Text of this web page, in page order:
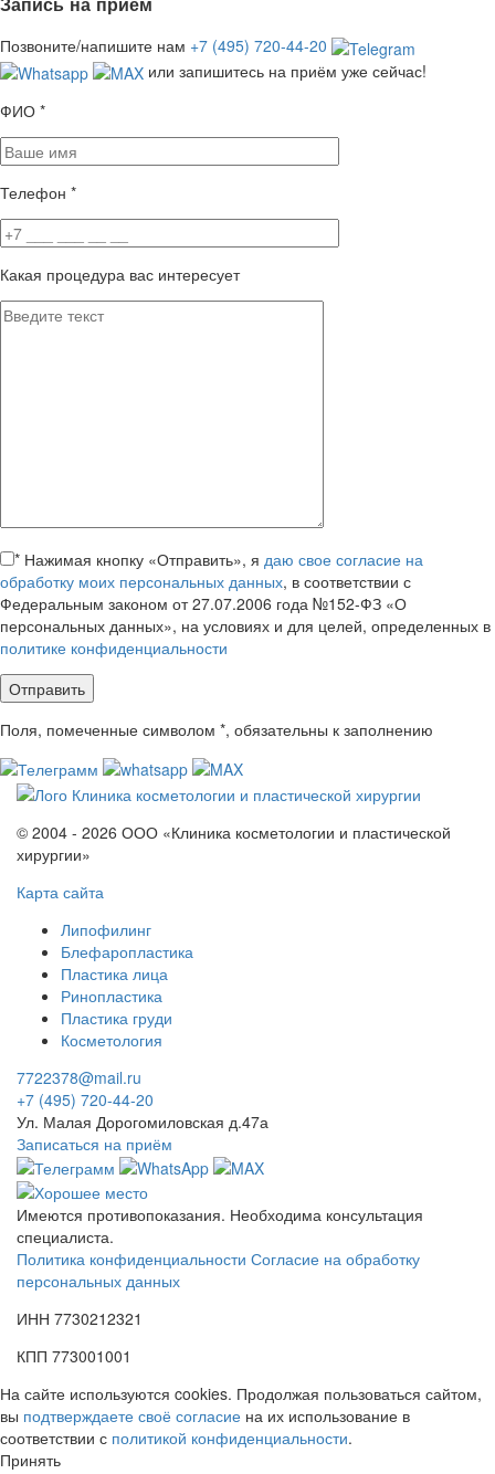
Позвоните/напишите нам +7 (495) 720-44-20
или запишитесь на приём уже сейчас!
ФИО *
Телефон *
Какая процедура вас интересует
* Нажимая кнопку «Отправить», я даю свое согласие на
обработку моих персональных данных, в соответствии с
Федеральным законом от 27.07.2006 года №152-ФЗ «О
персональных данных», на условиях и для целей, определенных в
политике конфиденциальности
Поля, помеченные символом *, обязательны к заполнению
© 2004 - 2026 ООО «Клиника косметологии и пластической
хирургии»
Карта сайта
Липофилинг
Блефаропластика
Пластика лица
Ринопластика
Пластика груди
Косметология
7722378@mail.ru
+7 (495) 720-44-20
Ул. Малая Дорогомиловская д.47а
Записаться на приём
Имеются противопоказания. Необходима консультация
специалиста.
Политика конфиденциальности Согласие на обработку
персональных данных
ИНН 7730212321
КПП 773001001
На сайте используются cookies. Продолжая пользоваться сайтом,
вы подтверждаете своё согласие на их использование в
соответствии с политикой конфиденциальности.
Принять